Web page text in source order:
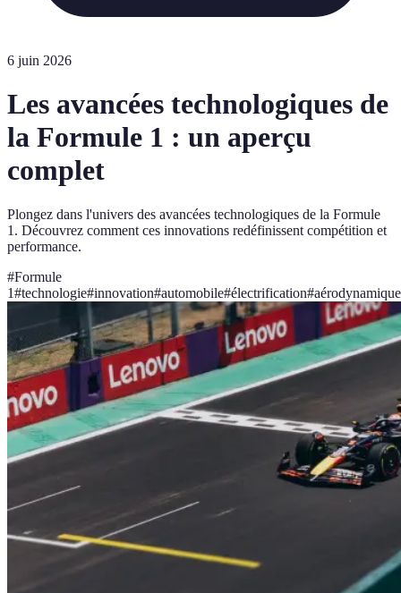
6 juin 2026
Les avancées technologiques de
la Formule 1 : un aperçu
complet
Plongez dans l'univers des avancées technologiques de la Formule
1. Découvrez comment ces innovations redéfinissent compétition et
performance.
#Formule
1#technologie#innovation#automobile#électrification#aérodynamique